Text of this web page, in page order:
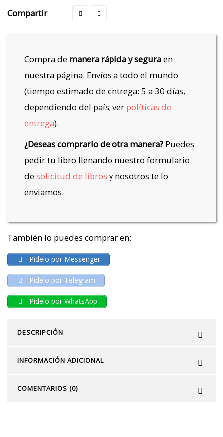
Compartir
Compra de manera rápida y seguraen
nuestra página. Envíos a todo el mundo
(tiempo estimado de entrega: 5 a 30 días,
dependiendo del país; ver políticas de
entrega).
¿Deseas comprarlo de otra manera?Puedes
pedir tu libro llenando nuestro formulario
desolicitud de libros y nosotros te lo
enviamos.
También lo puedes comprar en:
Pídelo por Messenger
Pídelo por Telegram
Pídelo por WhatsApp
DESCRIPCIÓN
INFORMACIÓN ADICIONAL
COMENTARIOS (0)